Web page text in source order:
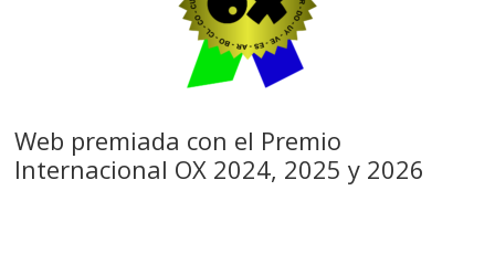
Web premiada con el Premio
Internacional OX 2024, 2025 y 2026